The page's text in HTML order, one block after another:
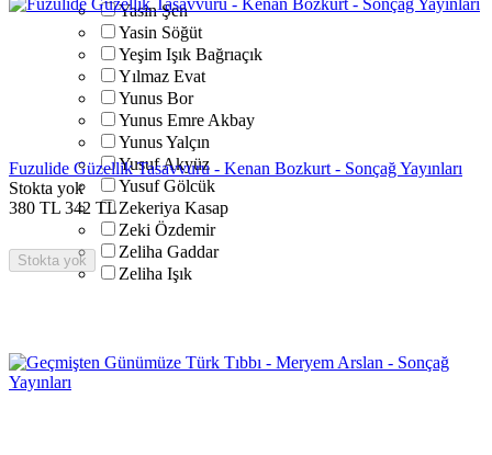
Yasin Şen
Yasin Söğüt
Yeşim Işık Bağrıaçık
Yılmaz Evat
Yunus Bor
Yunus Emre Akbay
Yunus Yalçın
Yusuf Akyüz
Yusuf Gölcük
Zekeriya Kasap
Zeki Özdemir
Zeliha Gaddar
Zeliha Işık
Fuzulide Güzellik Tasavvuru - Kenan Bozkurt - Sonçağ Yayınları
Stokta yok
380 TL 342 TL
Stokta yok